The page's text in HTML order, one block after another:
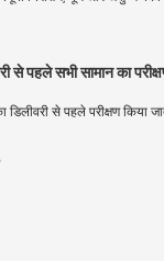
से पहले सभी सामान का
डिलीवरी से पहले परीक्षण किया